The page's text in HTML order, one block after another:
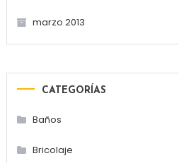
marzo 2013
CATEGORÍAS
Baños
Bricolaje